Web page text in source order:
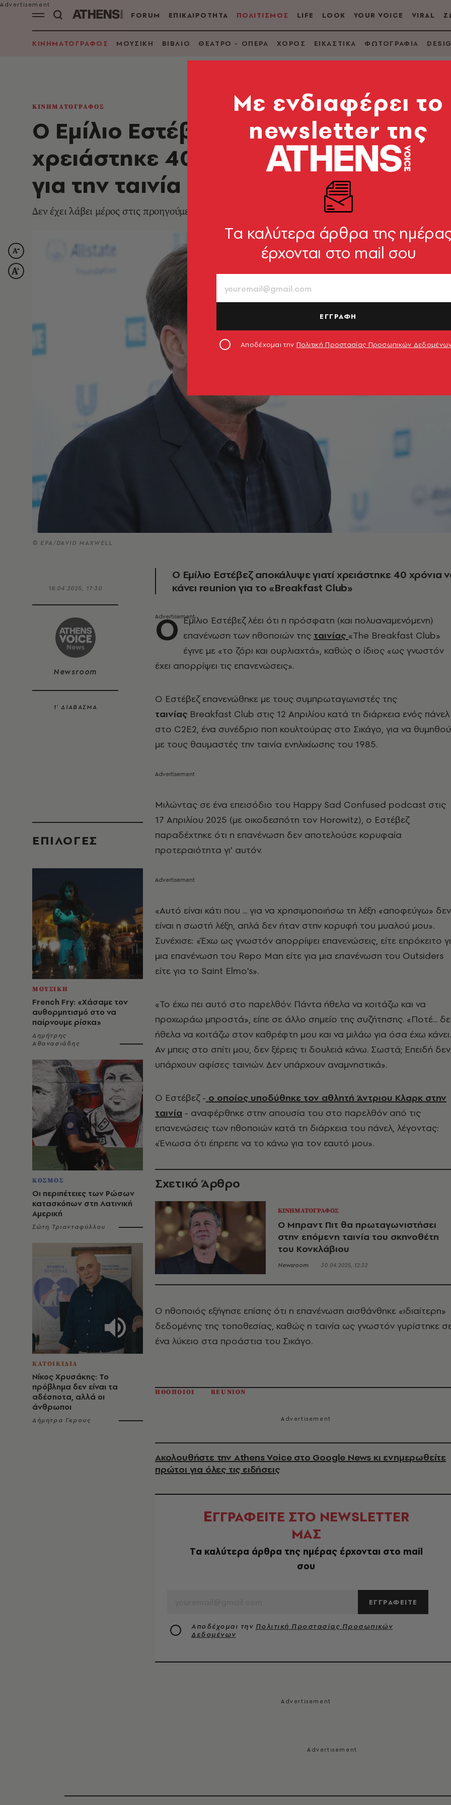
FORUM ΕΠΙΚΑΙΡΟΤΗΤΑ ΠΟΛΙΤΙΣΜΟΣ LIFE LOOK YOUR VOICE VIRAL
ΚΙΝΗΜΑΤΟΓΡΑΦΟΣ ΜΟΥΣΙΚΗ ΒΙΒΛΙΟ ΘΕΑΤΡΟ - ΟΠΕΡΑ ΧΟΡΟΣ ΕΙΚΑΣΤΙΚΑ ΦΩΤΟΓΡΑΦΙΑ
ΚΙΝΗΜΑΤΟΓΡΑΦΟΣ
Ο Εμίλιο Εστέβεζ αποκάλυψε γιατί
χρειάστηκε 40 χρόνια να πάει σε
για την ταινία «Breakfast Club»
Δεν έχει λάβει μέρος στις προηγούμενες συναντήσεις
© EPA/DAVID MAXWELL
18.04.2025, 17:30
Newsroom
1’ ΔΙΑΒΑΣΜΑ
EΠΙΛΟΓΈΣ
ΜΟΥΣΙΚΗ
French Fry: «Χάσαμε τον
αυθορμητισμό στο να
παίρνουμε ρίσκα»
Δημήτρης
Αθανασιάδης
ΚΟΣΜΟΣ
Οι περιπέτειες των Ρώσων
κατασκόπων στη Λατινική
Αμερική
Σώτη Τριανταφύλλου
ΚΑΤΟΙΚΙΔΙΑ
Νίκος Χρυσάκης: Το
πρόβλημα δεν είναι τα
αδέσποτα, αλλά οι
άνθρωποι
Δήμητρα Γκρους
Ο Εμίλιο Εστέβεζ αποκάλυψε γιατί χρειάστηκε 40 χρόνια
κάνει reunion για το «Breakfast Club»
Ο Εμίλιο Εστέβεζ λέει ότι η πρόσφατη (και πολυαναμενόμενη)
επανένωση των ηθοποιών της ταινίας «The Breakfast Club»
έγινε με «το ζόρι και ουρλιαχτά», καθώς ο ίδιος «ως γνωστόν
έχει απορρίψει τις επανενώσεις».
Ο Εστέβεζ επανενώθηκε με τους συμπρωταγωνιστές της
ταινίας Breakfast Club στις 12 Απριλίου κατά τη διάρκεια ενός πάνελ
στο C2E2, ένα συνέδριο ποπ κουλτούρας στο Σικάγο, για να
με τους θαυμαστές την ταινία ενηλικίωσης του 1985.
Μιλώντας σε ένα επεισόδιο του Happy Sad Confused podcast στις
17 Απριλίου 2025 (με οικοδεσπότη τον Horowitz), ο Εστέβεζ
παραδέχτηκε ότι η επανένωση δεν αποτελούσε κορυφαία
προτεραιότητα γι' αυτόν.
«Αυτό είναι κάτι που ... για να χρησιμοποιήσω τη λέξη «αποφεύγω» δεν
είναι η σωστή λέξη, απλά δεν ήταν στην κορυφή του μυαλού μου».
Συνέχισε: «Έχω ως γνωστόν απορρίψει επανενώσεις, είτε επρόκειτο
μια επανένωση του Repo Man είτε για μια επανένωση του Outsiders
είτε για το Saint Elmo's».
«Το έχω πει αυτό στο παρελθόν. Πάντα ήθελα να κοιτάζω και να
προχωράω μπροστά», είπε σε άλλο σημείο της συζήτησης. «Ποτέ...
ήθελα να κοιτάζω στον καθρέφτη μου και να μιλάω για όσα έχω κάνει.
Αν μπεις στο σπίτι μου, δεν ξέρεις τι δουλειά κάνω. Σωστά; Επειδή δεν
υπάρχουν αφίσες ταινιών. Δεν υπάρχουν αναμνηστικά».
Ο Εστέβεζ - ο οποίος υποδύθηκε τον αθλητή Άντριου Κλαρκ στην
ταινία - αναφέρθηκε στην απουσία του στο παρελθόν από τις
επανενώσεις των ηθοποιών κατά τη διάρκεια του πάνελ, λέγοντας:
«Ένιωσα ότι έπρεπε να το κάνω για τον εαυτό μου».
Σχετικό Άρθρο
ΚΙΝΗΜΑΤΟΓΡΑΦΟΣ
Ο Μπραντ Πιτ θα πρωταγωνιστήσει
στην επόμενη ταινία του σκηνοθέτη
του Κονκλάβιου
Newsroom 30.04.2025, 12:32
Ο ηθοποιός εξήγησε επίσης ότι η επανένωση αισθάνθηκε «ιδιαίτερη»
δεδομένης της τοποθεσίας, καθώς η ταινία ως γνωστόν γυρίστηκε
ένα λύκειο στα προάστια του Σικάγο.
ΗΘΟΠΟΙΟΙ REUNION
Ακολουθήστε την Athens Voice στο Google News κι ενημερωθείτε
πρώτοι για όλες τις ειδήσεις
ΕΓΓΡΑΦΕΙΤΕ ΣΤΟ NEWSLETTER
ΜΑΣ
Tα καλύτερα άρθρα της ημέρας έρχονται στο mail
σου
ΕΓΓΡΑΦΕΙΤΕ
Αποδέχομαι την Πολιτική Προστασίας Προσωπικών
Δεδομένων
Mε ενδιαφέρει το
newsletter της
Tα καλύτερα άρθρα της
έρχονται στο mail σου
ΕΓΓΡΑΦΗ
Αποδέχομαι την Πολιτική Προστασίας Προσωπικών